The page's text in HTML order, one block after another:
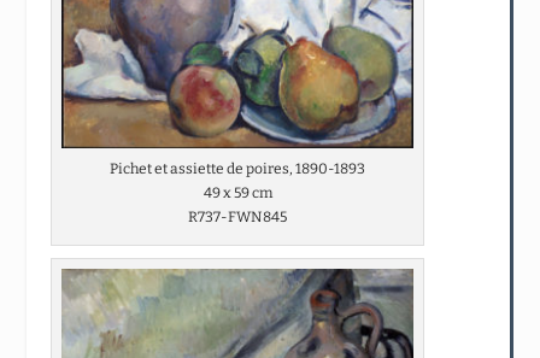
Pichet et assiette de poires, 1890-1893
49 x 59 cm
R737-FWN845